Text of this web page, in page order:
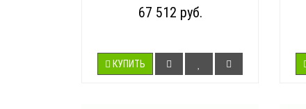
67 512 руб.
КУПИТЬ